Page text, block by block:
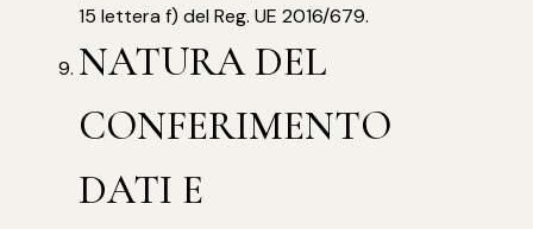
15 lettera f) del Reg. UE 2016/679.
NATURA DEL
CONFERIMENTO
DATI E